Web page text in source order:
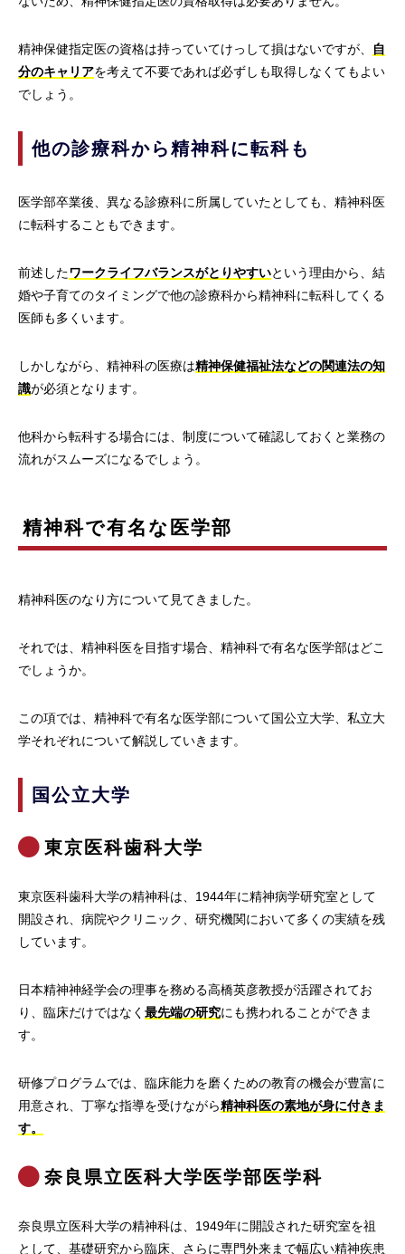
精神保健指定医の資格は持っていてけっして損はないですが、
自
分のキャリアを考えて不要であれば必ずしも取得しなくてもよい
でしょう。
他の診療科から精神科に転科も
医学部卒業後、異なる診療科に所属していたとしても、精神科医
に転科することもできます。
前述したワークライフバランスがとりやすいという理由から、結
婚や子育てのタイミングで他の診療科から精神科に転科してくる
医師も多くいます。
しかしながら、精神科の医療は精神保健福祉法などの関連法の知
識が必須となります。
他科から転科する場合には、制度について確認しておくと業務の
流れがスムーズになるでしょう。
精神科で有名な医学部
精神科医のなり方について見てきました。
それでは、精神科医を目指す場合、精神科で有名な医学部はどこ
でしょうか。
この項では、精神科で有名な医学部について国公立大学、私立大
学それぞれについて解説していきます。
国公立大学
東京医科歯科大学
東京医科歯科大学の精神科は、1944年に精神病学研究室として
開設され、病院やクリニック、研究機関において多くの実績を残
しています。
日本精神神経学会の理事を務める高橋英彦教授が活躍されてお
り、臨床だけではなく 最先端の研究にも携われることができま
す。
研修プログラムでは、臨床能力を磨くための教育の機会が豊富に
用意され、丁寧な指導を受けながら精神科医の素地が身に付きま
す。
奈良県立医科大学医学部医学科
奈良県立医科大学の精神科は、1949年に開設された研究室を祖
として、基礎研究から臨床、さらに専門外来まで幅広い精神疾患